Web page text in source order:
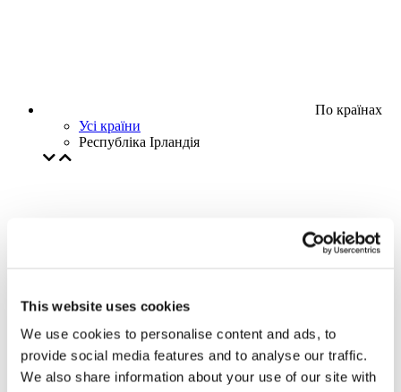
This website uses cookies
We use cookies to personalise content and ads, to
provide social media features and to analyse our traffic.
We also share information about your use of our site with
По країнах
Усі країни
Республіка Ірландія